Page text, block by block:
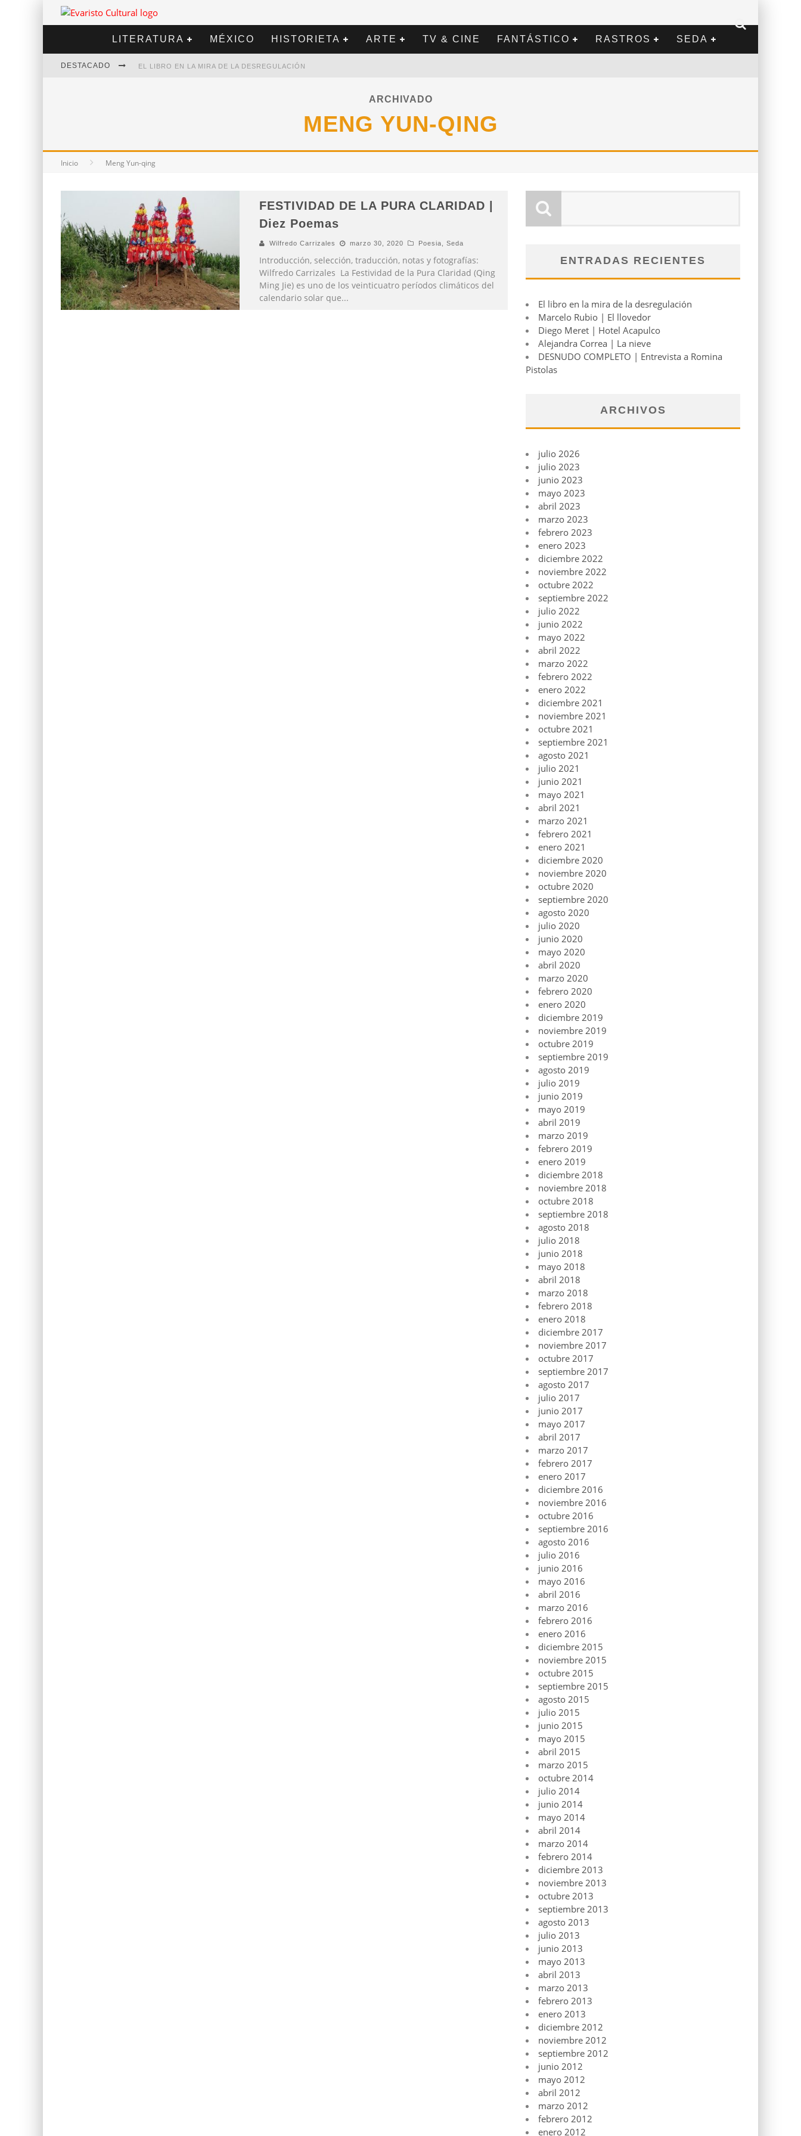
LITERATURA MÉXICO HISTORIETA ARTE TV & CINE FANTÁSTICO RASTROS SEDA
DESTACADO EL LIBRO EN LA MIRA DE LA DESREGULACIÓN
ARCHIVADO
MENG YUN-QING
Inicio Meng Yun-qing
FESTIVIDAD DE LA PURA CLARIDAD |
Diez Poemas
Wilfredo Carrizales marzo 30, 2020 Poesia Seda
Introducción, selección, traducción, notas y fotografías:
Wilfredo Carrizales La Festividad de la Pura Claridad (Qing
Ming Jie) es uno de los veinticuatro períodos climáticos del
calendario solar que...
ENTRADAS RECIENTES
El libro en la mira de la desregulación
Marcelo Rubio | El llovedor
Diego Meret | Hotel Acapulco
Alejandra Correa | La nieve
DESNUDO COMPLETO | Entrevista a Romina
Pistolas
ARCHIVOS
julio 2026
julio 2023
junio 2023
mayo 2023
abril 2023
marzo 2023
febrero 2023
enero 2023
diciembre 2022
noviembre 2022
octubre 2022
septiembre 2022
julio 2022
junio 2022
mayo 2022
abril 2022
marzo 2022
febrero 2022
enero 2022
diciembre 2021
noviembre 2021
octubre 2021
septiembre 2021
agosto 2021
julio 2021
junio 2021
mayo 2021
abril 2021
marzo 2021
febrero 2021
enero 2021
diciembre 2020
noviembre 2020
octubre 2020
septiembre 2020
agosto 2020
julio 2020
junio 2020
mayo 2020
abril 2020
marzo 2020
febrero 2020
enero 2020
diciembre 2019
noviembre 2019
octubre 2019
septiembre 2019
agosto 2019
julio 2019
junio 2019
mayo 2019
abril 2019
marzo 2019
febrero 2019
enero 2019
diciembre 2018
noviembre 2018
octubre 2018
septiembre 2018
agosto 2018
julio 2018
junio 2018
mayo 2018
abril 2018
marzo 2018
febrero 2018
enero 2018
diciembre 2017
noviembre 2017
octubre 2017
septiembre 2017
agosto 2017
julio 2017
junio 2017
mayo 2017
abril 2017
marzo 2017
febrero 2017
enero 2017
diciembre 2016
noviembre 2016
octubre 2016
septiembre 2016
agosto 2016
julio 2016
junio 2016
mayo 2016
abril 2016
marzo 2016
febrero 2016
enero 2016
diciembre 2015
noviembre 2015
octubre 2015
septiembre 2015
agosto 2015
julio 2015
junio 2015
mayo 2015
abril 2015
marzo 2015
octubre 2014
julio 2014
junio 2014
mayo 2014
abril 2014
marzo 2014
febrero 2014
diciembre 2013
noviembre 2013
octubre 2013
septiembre 2013
agosto 2013
julio 2013
junio 2013
mayo 2013
abril 2013
marzo 2013
febrero 2013
enero 2013
diciembre 2012
noviembre 2012
septiembre 2012
junio 2012
mayo 2012
abril 2012
marzo 2012
febrero 2012
enero 2012